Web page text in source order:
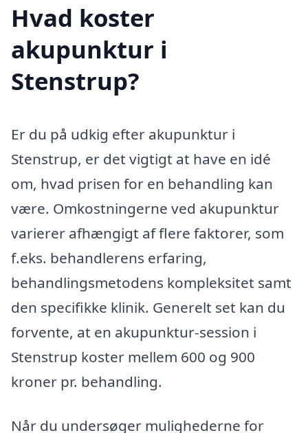
Hvad koster
akupunktur i
Stenstrup?
Er du på udkig efter akupunktur i
Stenstrup, er det vigtigt at have en idé
om, hvad prisen for en behandling kan
være. Omkostningerne ved akupunktur
varierer afhængigt af flere faktorer, som
f.eks. behandlerens erfaring,
behandlingsmetodens kompleksitet samt
den specifikke klinik. Generelt set kan du
forvente, at en akupunktur-session i
Stenstrup koster mellem 600 og 900
kroner pr. behandling.
Når du undersøger mulighederne for